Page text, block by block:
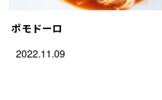
ポモドーロ
2022.11.09